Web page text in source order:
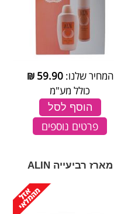
המחיר שלנו:59.90
₪
כולל מע"מ
הוסף לסל
פרטים נוספים
מארז רביעייה ALIN